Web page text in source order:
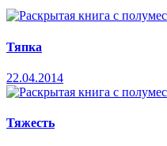
Тяпка
22.04.2014
Тяжесть